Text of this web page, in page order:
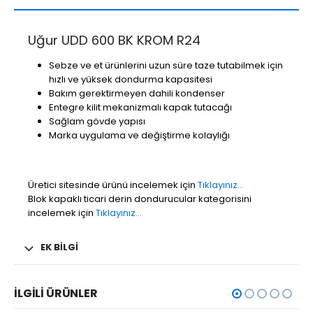
Uğur UDD 600 BK KROM R24
Sebze ve et ürünlerini uzun süre taze tutabilmek için
hızlı ve yüksek dondurma kapasitesi
Bakım gerektirmeyen dahili kondenser
Entegre kilit mekanizmalı kapak tutacağı
Sağlam gövde yapısı
Marka uygulama ve değiştirme kolaylığı
Üretici sitesinde ürünü incelemek için Tıklayınız…
Blok kapaklı ticari derin dondurucular kategorisini
incelemek için Tıklayınız…
EK BILGI
İLGILI ÜRÜNLER